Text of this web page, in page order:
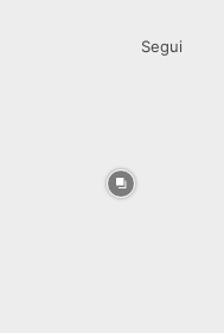
Segui